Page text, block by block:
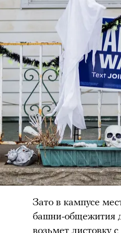
Зато в кампусе
башни-общежития